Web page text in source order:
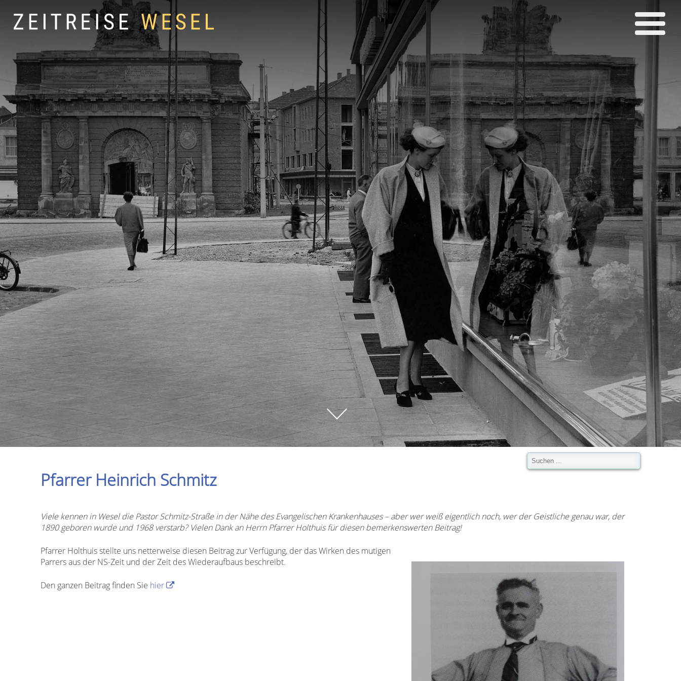
Pfarrer Heinrich Schmitz
Viele kennen in Wesel die Pastor Schmitz-Straße in der Nähe des Evangelischen Krankenhauses – aber wer weiß eigentlich noch, wer der Geistliche genau war, der
1890 geboren wurde und 1968 verstarb? Vielen Dank an Herrn Pfarrer Holthuis für diesen bemerkenswerten Beitrag!
Pfarrer Holthuis stellte uns netterweise diesen Beitrag zur Verfügung, der das Wirken des mutigen
Parrers aus der NS-Zeit und der Zeit des Wiederaufbaus beschreibt.
Den ganzen Beitrag finden Sie hier